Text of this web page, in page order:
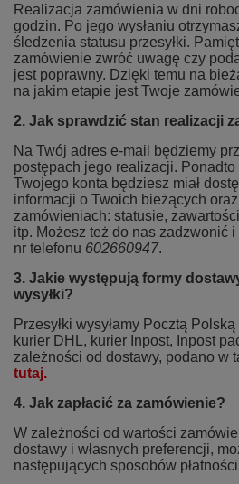
Realizacja zamówienia w dni
godzin. Po jego wysłaniu
śledzenia statusu przesyłki.
zamówienie zwróć uwagę czy
jest poprawny. Dzięki temu na
na jakim etapie jest Twoje
2. Jak sprawdzić stan realizacji
Na Twój adres e-mail będziemy
postępach jego realizacji.
Twojego konta będziesz miał
informacji o Twoich bieżących
zamówieniach: statusie,
itp. Możesz też do nas zadzwonić
nr telefonu 602660947.
3. Jakie występują formy
wysyłki?
Przesyłki wysyłamy Pocztą
kurier DHL, kurier Inpost, Inpost
zależności od dostawy, podano w
tutaj.
4. Jak zapłacić za zamówienie?
W zależności od wartości
dostawy i własnych preferencji,
następujących sposobów